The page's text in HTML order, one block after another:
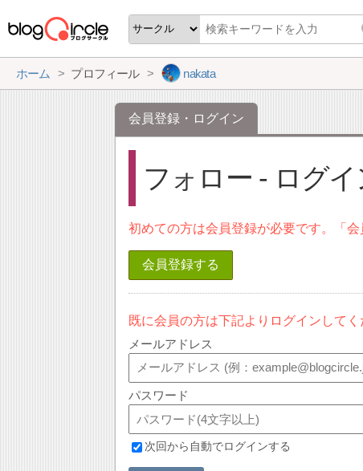
ホーム プロフィール nakata
会員登録・ログイン
フォロー - ログイ
初めての方は会員登録が必要です。「
会員登録する
既に会員の方は下記よりログインしてく
メールアドレス
パスワード
次回から自動でログインする